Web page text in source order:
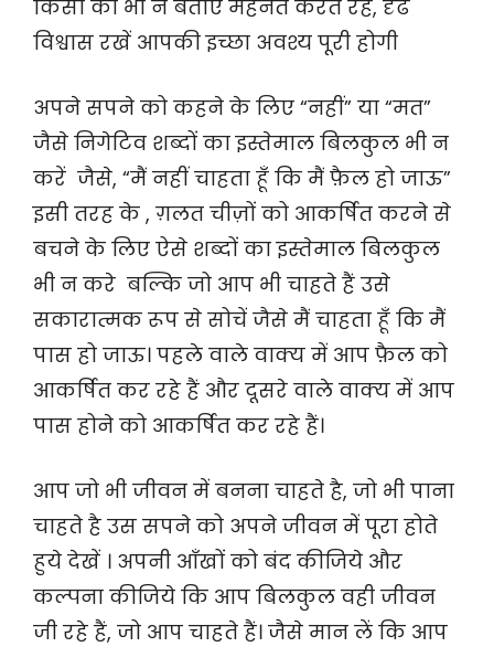
किसी को भी न बताए मेहनत करते रहें, दृढ
विश्वास रखें आपकी इच्छा अवश्य पूरी होगी
अपने सपने को कहने के लिए “नहीं” या “मत”
जैसे निगेटिव शब्दों का इस्तेमाल बिलकुल भी न
करें जैसे, “मैं नहीं चाहता हूँ कि मैं फ़ैल हो जाऊ”
इसी तरह के , ग़लत चीज़ों को आकर्षित करने से
बचने के लिए ऐसे शब्दों का इस्तेमाल बिलकुल
भी न करे बल्कि जो आप भी चाहते हैं उसे
सकारात्मक रूप से सोचें जैसे मैं चाहता हूँ कि मैं
पास हो जाऊ। पहले वाले वाक्य में आप फ़ैल को
आकर्षित कर रहे हैं और दूसरे वाले वाक्य में आप
पास होने को आकर्षित कर रहे हैं।
आप जो भी जीवन में बनना चाहते है, जो भी पाना
चाहते है उस सपने को अपने जीवन में पूरा होते
हुये देखें । अपनी आँखों को बंद कीजिये और
कल्पना कीजिये कि आप बिलकुल वही जीवन
जी रहे हैं, जो आप चाहते हैं। जैसे मान लें कि आप